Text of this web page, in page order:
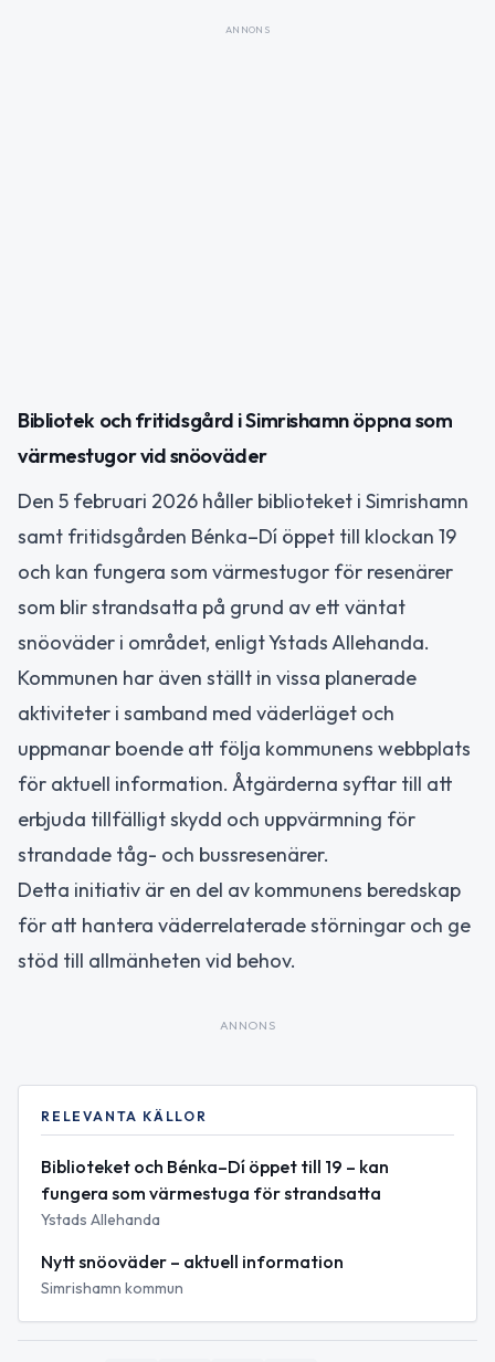
ANNONS
Bibliotek och fritidsgård i Simrishamn öppna som
värmestugor vid snöoväder
Den 5 februari 2026 håller biblioteket i Simrishamn
samt fritidsgården Bénka–Dí öppet till klockan 19
och kan fungera som värmestugor för resenärer
som blir strandsatta på grund av ett väntat
snöoväder i området, enligt Ystads Allehanda.
Kommunen har även ställt in vissa planerade
aktiviteter i samband med väderläget och
uppmanar boende att följa kommunens webbplats
för aktuell information. Åtgärderna syftar till att
erbjuda tillfälligt skydd och uppvärmning för
strandade tåg- och bussresenärer.
Detta initiativ är en del av kommunens beredskap
för att hantera väderrelaterade störningar och ge
stöd till allmänheten vid behov.
ANNONS
RELEVANTA KÄLLOR
Biblioteket och Bénka–Dí öppet till 19 – kan
fungera som värmestuga för strandsatta
Ystads Allehanda
Nytt snöoväder – aktuell information
Simrishamn kommun